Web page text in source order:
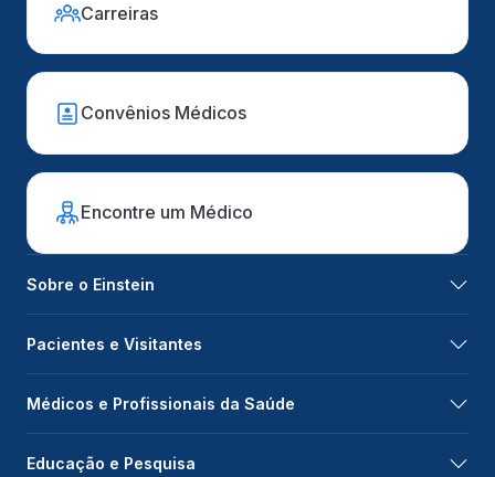
Carreiras
Convênios Médicos
Encontre um Médico
Sobre o Einstein
Pacientes e Visitantes
Médicos e Profissionais da Saúde
Educação e Pesquisa